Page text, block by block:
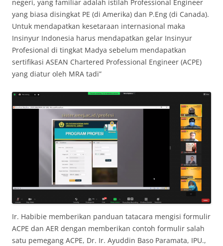
negeri, yang familiar adalah istilah Professional Engineer
yang biasa disingkat PE (di Amerika) dan P.Eng (di Canada).
Untuk mendapatkan kesetaraan internasional maka
Insinyur Indonesia harus mendapatkan gelar Insinyur
Profesional di tingkat Madya sebelum mendapatkan
sertifikasi ASEAN Chartered Professional Engineer (ACPE)
yang diatur oleh MRA tadi”
Ir. Habibie memberikan panduan tatacara mengisi formulir
ACPE dan AER dengan memberikan contoh formulir salah
satu pemegang ACPE, Dr. Ir. Ayuddin Baso Paramata, IPU.,